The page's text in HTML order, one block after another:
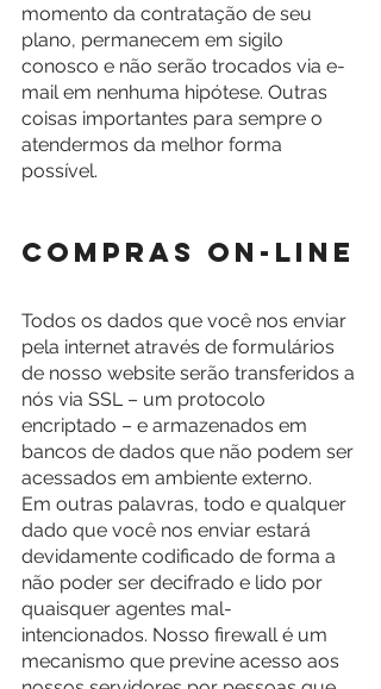
momento da contratação de seu
plano, permanecem em sigilo
conosco e não serão trocados via e-
mail em nenhuma hipótese. Outras
coisas importantes para sempre o
atendermos da melhor forma
possível.
Compras on-line
Todos os dados que você nos enviar
pela internet através de formulários
de nosso website serão transferidos a
nós via SSL – um protocolo
encriptado – e armazenados em
bancos de dados que não podem ser
acessados em ambiente externo.
Em outras palavras, todo e qualquer
dado que você nos enviar estará
devidamente codificado de forma a
não poder ser decifrado e lido por
quaisquer agentes mal-
intencionados. Nosso firewall é um
mecanismo que previne acesso aos